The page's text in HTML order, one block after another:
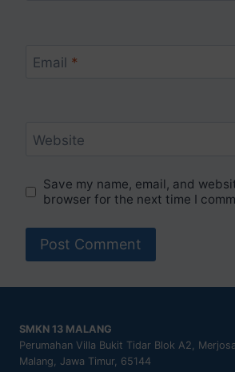
Email *
Website
Save my name, email, and
browser for the next time I
SMKN 13 MALANG
Perumahan Villa Bukit Tidar Blok A2,
Malang, Jawa Timur, 65144